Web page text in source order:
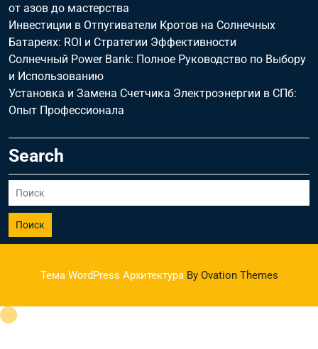
от азов до мастерства
Инвестиции в Отпугиватели Кротов на Солнечных
Батареях: ROI и Стратегии Эффективности
Солнечный Power Bank: Полное Руководство по Выбору
и Использованию
Установка и Замена Счетчика Электроэнергии в СПб:
Опыт Профессионала
Search
Поиск
Тема WordPress Архитектура By Ovation Themes